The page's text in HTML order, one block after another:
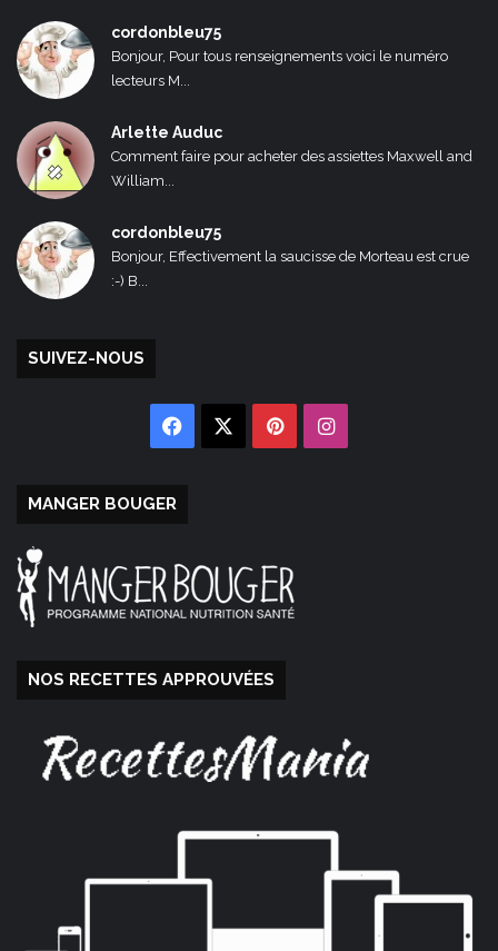
cordonbleu75
Bonjour, Pour tous renseignements voici le numéro
lecteurs M...
Arlette Auduc
Comment faire pour acheter des assiettes Maxwell and
William...
cordonbleu75
Bonjour, Effectivement la saucisse de Morteau est crue
:-) B...
SUIVEZ-NOUS
Facebook PinterestInstagram
MANGER BOUGER
NOS RECETTES APPROUVÉES